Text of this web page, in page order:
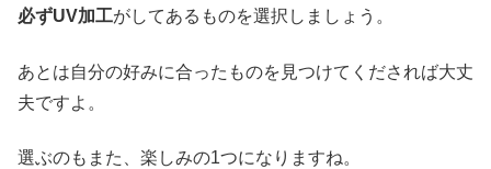
必ずUV加工がしてあるものを選択しましょう。
あとは自分の好みに合ったものを見つけてくだされば大丈
夫ですよ。
選ぶのもまた、楽しみの1つになりますね。